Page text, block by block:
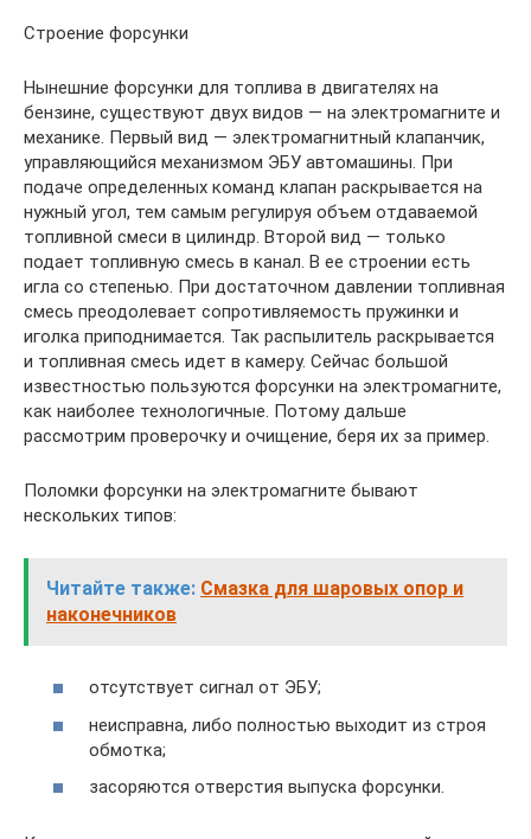
Строение форсунки
Нынешние форсунки для топлива в двигателях на
бензине, существуют двух видов — на электромагните и
механике. Первый вид — электромагнитный клапанчик,
управляющийся механизмом ЭБУ автомашины. При
подаче определенных команд клапан раскрывается на
нужный угол, тем самым регулируя объем отдаваемой
топливной смеси в цилиндр. Второй вид — только
подает топливную смесь в канал. В ее строении есть
игла со степенью. При достаточном давлении топливная
смесь преодолевает сопротивляемость пружинки и
иголка приподнимается. Так распылитель раскрывается
и топливная смесь идет в камеру. Сейчас большой
известностью пользуются форсунки на электромагните,
как наиболее технологичные. Потому дальше
рассмотрим проверочку и очищение, беря их за пример.
Поломки форсунки на электромагните бывают
нескольких типов:
Читайте также: Смазка для шаровых опор и
наконечников
отсутствует сигнал от ЭБУ;
неисправна, либо полностью выходит из строя
обмотка;
засоряются отверстия выпуска форсунки.